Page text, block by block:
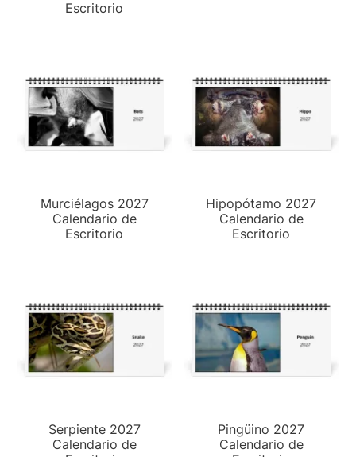
Escritorio
Murciélagos 2027
Calendario de
Escritorio
Hipopótamo 2027
Calendario de
Escritorio
Serpiente 2027
Calendario de
Pingüino 2027
Calendario de